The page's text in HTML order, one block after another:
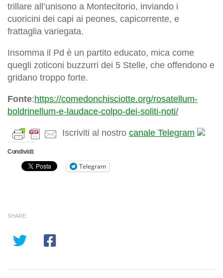
trillare all’unisono a Montecitorio, inviando i
cuoricini dei capi ai peones, capicorrente, e
frattaglia variegata.
Insomma il Pd è un partito educato, mica come
quegli zoticoni buzzurri dei 5 Stelle, che offendono e
gridano troppo forte.
Fonte:https://comedonchisciotte.org/rosatellum-
boldrinellum-e-laudace-colpo-dei-soliti-noti/
Iscriviti al nostro canale Telegram
Condividi:
Telegram
SHARE